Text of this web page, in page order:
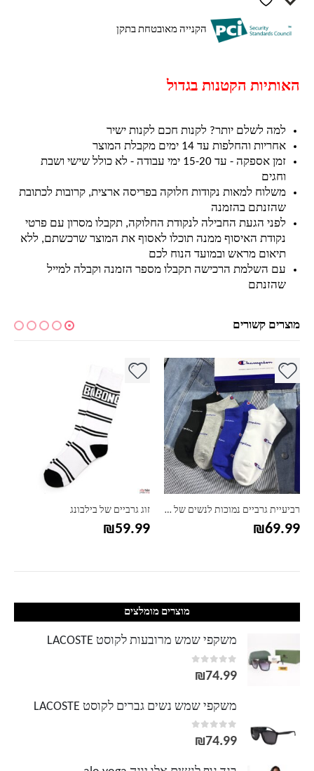
הקנייה מאובטחת בתקן
האותיות הקטנות בגדול
למה לשלם יותר? לקנות חכם לקנות ישיר
אחריות והחלפות עד 14 ימים מקבלת המוצר
זמן אספקה - עד 15-20 ימי עבודה - לא כולל שישי ושבת
וחגים
משלוח למאות נקודות חלוקה בפריסה ארצית, קרובות לכתובת
שהזנתם בהזמנה
לפני הגעת החבילה לנקודת החלוקה, תקבלו מסרון עם פרטי
נקודת האיסוף ממנה תוכלו לאסוף את המוצר שרכשתם, ללא
תיאום מראש ובמועד הנוח לכם
עם השלמת הרכישה תקבלו מספר הזמנה וקבלה למייל
שהזנתם
מוצרים קשורים
רביעיית גרביים נמוכות לנשים של צ'מפיון
₪69.99
זוג גרביים של בילבונג
₪59.99
מוצרים מומלצים
משקפי שמש מרובעות לקוסט LACOSTE
0
out of 5
₪74.99
משקפי שמש נשים גברים לקוסט LACOSTE
0
out of 5
₪74.99